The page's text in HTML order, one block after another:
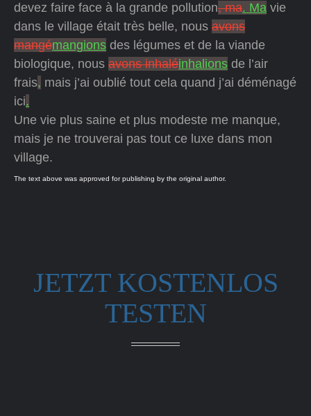
devez faire face à la grande pollution, ma. Ma vie
dans le village était très belle, nous avons
mangémangions des légumes et de la viande
biologique, nous avons inhaléinhalions de l’air
frais, mais j’ai oublié tout cela quand j’ai déménagé
ici.
Une vie plus saine et plus modeste me manque,
mais je ne trouverai pas tout ce luxe dans mon
village.
The text above was approved for publishing by the original author.
JETZT KOSTENLOS
TESTEN